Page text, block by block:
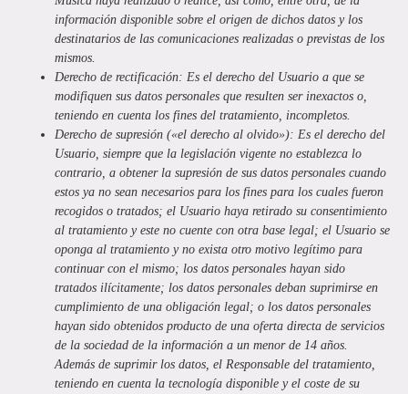
información disponible sobre el origen de dichos datos y los
destinatarios de las comunicaciones realizadas o previstas de los
mismos.
Derecho de rectificación: Es el derecho del Usuario a que se
modifiquen sus datos personales que resulten ser inexactos o,
teniendo en cuenta los fines del tratamiento, incompletos.
Derecho de supresión («el derecho al olvido»): Es el derecho del
Usuario, siempre que la legislación vigente no establezca lo
contrario, a obtener la supresión de sus datos personales cuando
estos ya no sean necesarios para los fines para los cuales fueron
recogidos o tratados; el Usuario haya retirado su consentimiento
al tratamiento y este no cuente con otra base legal; el Usuario se
oponga al tratamiento y no exista otro motivo legítimo para
continuar con el mismo; los datos personales hayan sido
tratados ilícitamente; los datos personales deban suprimirse en
cumplimiento de una obligación legal; o los datos personales
hayan sido obtenidos producto de una oferta directa de servicios
de la sociedad de la información a un menor de 14 años.
Además de suprimir los datos, el Responsable del tratamiento,
teniendo en cuenta la tecnología disponible y el coste de su